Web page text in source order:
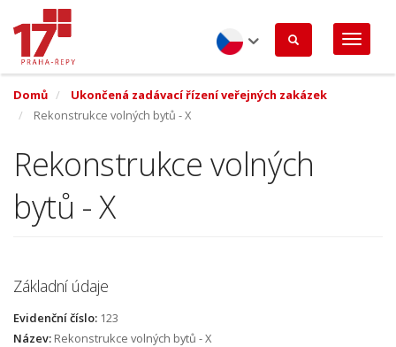
hlavnímu
obsahu
Czech
Domů
Ukončená zadávací řízení veřejných zakázek
Rekonstrukce volných bytů - X
Rekonstrukce volných
bytů - X
Základní údaje
Evidenční číslo: 123
Název: Rekonstrukce volných bytů - X